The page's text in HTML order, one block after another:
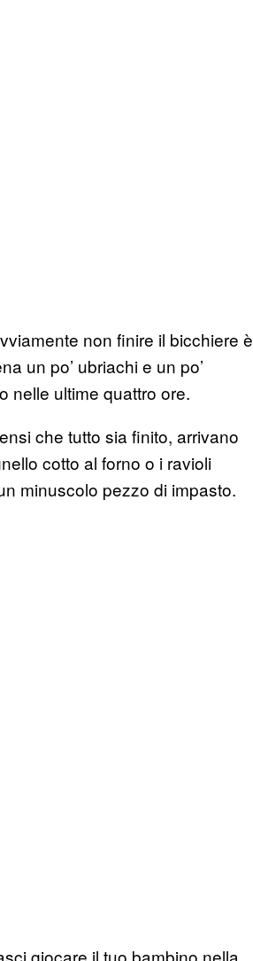
non finire il bicchiere è
un po’ ubriachi e un po’
nelle ultime quattro ore.
che tutto sia finito, arrivano
cotto al forno o i ravioli
minuscolo pezzo di impasto.